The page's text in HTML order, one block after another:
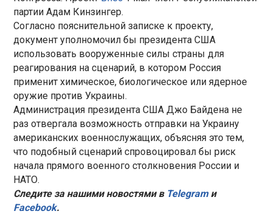
партии Адам Кинзингер.
Согласно пояснительной записке к проекту,
документ уполномочил бы президента США
использовать вооруженные силы страны для
реагирования на сценарий, в котором Россия
применит химическое, биологическое или ядерное
оружие против Украины.
Администрация президента США Джо Байдена не
раз отвергала возможность отправки на Украину
американских военнослужащих, объясняя это тем,
что подобный сценарий спровоцировал бы риск
начала прямого военного столкновения России и
НАТО.
Следите за нашими новостями вTelegramи
Facebook.